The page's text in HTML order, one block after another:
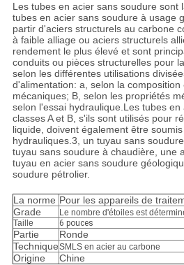
Les tubes en acier sans soudure sont
tubes en acier sans soudure à usage
partir d'aciers structurels au carbone
à faible alliage ou aciers structurels
rendement le plus élevé et sont
conduits ou pièces structurelles pour
selon les différentes utilisations
d'alimentation: a, selon la
mécaniques; B, selon les propriétés
selon l'essai hydraulique.Les tubes
classes A et B, s'ils sont utilisés pour
liquide, doivent également être
hydrauliques.3, un tuyau sans
tuyau sans soudure à chaudière, une
tuyau en acier sans soudure
soudure pétrolier.
La norme Pour les appareils de
Grade
Le nombre d'étoiles est
Taille
6 pouces
Partie
Ronde
TechniqueSMLS en acier au carbone
Origine Chine